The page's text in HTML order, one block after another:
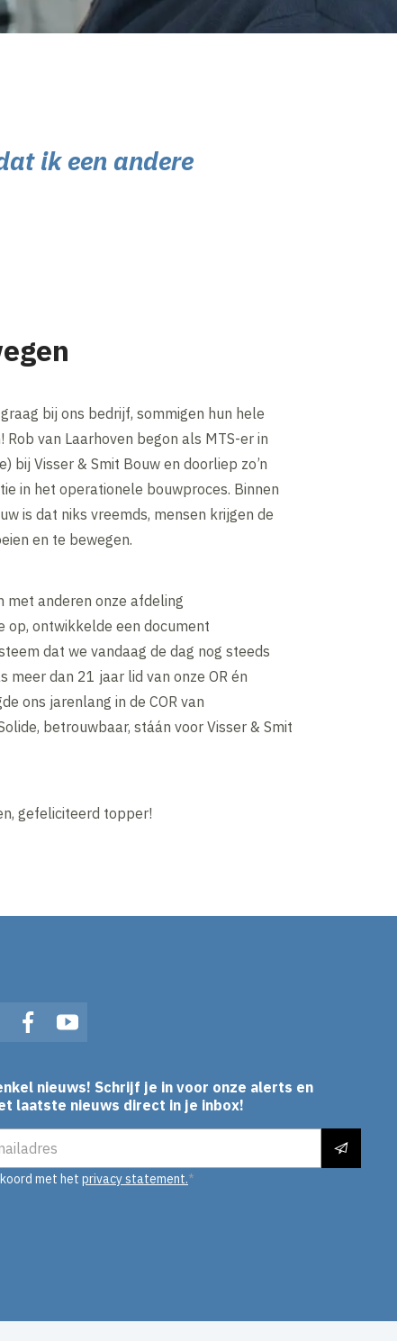
ik een andere
bij ons bedrijf, sommigen hun hele
Rob van Laarhoven begon als MTS-er in
bij Visser & Smit Bouw en doorliep zo’n
in het operationele bouwproces. Binnen
is dat niks vreemds, mensen krijgen de
en te bewegen.
met anderen onze afdeling
op, ontwikkelde een document
dat we vandaag de dag nog steeds
meer dan 21 jaar lid van onze OR én
ons jarenlang in de COR van
betrouwbaar, stáán voor Visser & Smit
gefeliciteerd topper!
FacebookYouTube
nieuws! Schrijf je in voor onze alerts en
laatste nieuws direct in je inbox!
met het privacy statement.